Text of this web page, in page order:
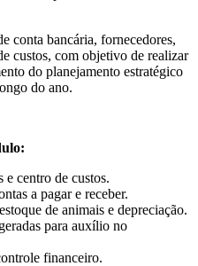
conta bancária, fornecedores,
custos, com objetivo de realizar
do planejamento estratégico
do ano.
centro de custos.
a pagar e receber.
de animais e depreciação.
para auxílio no
financeiro.